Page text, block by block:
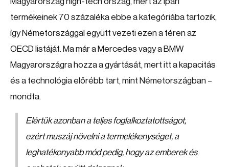
termékeinek 70 százaléka ebbe a kategóriába tartozik,
így Németországgal együtt vezeti ezen a téren az
OECD listáját. Ma már a Mercedes vagy a BMW
Magyarországra hozza a gyártását, mert itt a kapacitás
és a technológia előrébb tart, mint Németországban –
mondta.
Elértük azonban a teljes foglalkoztatottságot,
ezért muszáj növelni a termelékenységet, a
leghatékonyabb mód pedig, hogy az emberek és